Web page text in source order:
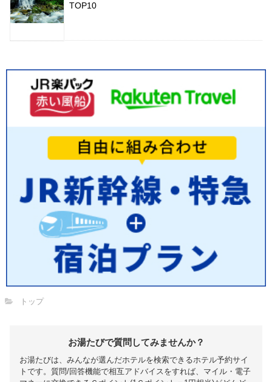
TOP10
トップ
お湯たびで質問してみませんか？
お湯たびは、みんなが選んだホテルを検索できるホテル予約サイ
トです。質問/回答機能で相互アドバイスをすれば、マイル・電子